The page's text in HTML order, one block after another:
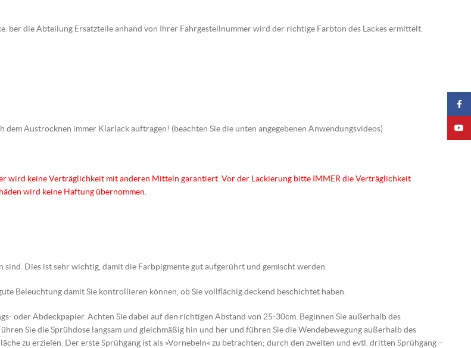
ber die Abteilung Ersatzteile anhand von Ihrer Fahrgestellnummer wird der richtige Farbton des Lackes ermittelt.
Austrocknen immer Klarlack auftragen! (beachten Sie die unten angegebenen Anwendungsvideos)
wird keine Verträglichkeit mit anderen Mitteln garantiert. Vor der Lackierung bitte IMMER die Verträglichkeit
wird keine Haftung übernommen.
Dies ist sehr wichtig, damit die Farbpigmente gut aufgerührt und gemischt werden.
Beleuchtung damit Sie kontrollieren können, ob Sie vollflächig deckend beschichtet haben.
oder Abdeckpapier. Achten Sie dabei auf den richtigen Abstand von 25-30cm. Beginnen Sie außerhalb des
Sie die Sprühdose langsam und gleichmäßig hin und her und führen Sie die Wendebewegung außerhalb des
zu erzielen. Der erste Sprühgang ist als »Vornebeln« zu betrachten; durch den zweiten und evtl. dritten Sprühgang –